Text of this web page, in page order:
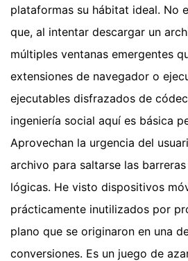
plataformas su hábitat ideal. No
que, al intentar descargar un
múltiples ventanas emergentes
extensiones de navegador o
ejecutables disfrazados de
ingeniería social aquí es básica
Aprovechan la urgencia del
archivo para saltarse las
lógicas. He visto dispositivos
prácticamente inutilizados por
plano que se originaron en una
conversiones. Es un juego de